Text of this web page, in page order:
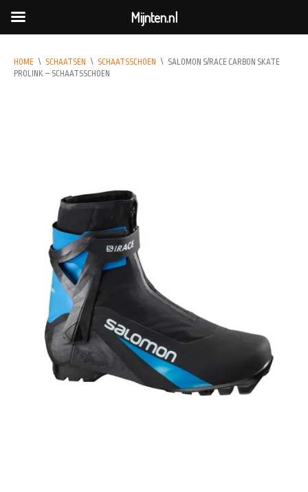
HOME \ SCHAATSEN \ SCHAATSSCHOEN \ SALOMON S/RACE CARBON SKATE
PROLINK – SCHAATSSCHOEN
Mijnten.nl